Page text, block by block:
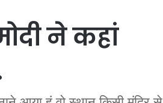
ने कहां